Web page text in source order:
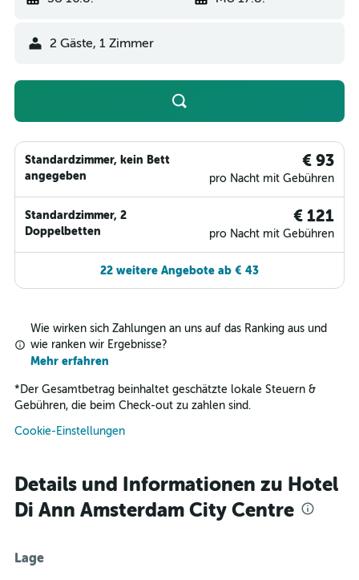
2 Gäste, 1 Zimmer
Standardzimmer, kein Bett
angegeben
€ 93
pro Nacht mit Gebühren
Standardzimmer, 2
Doppelbetten
€ 121
pro Nacht mit Gebühren
22 weitere Angebote ab € 43
Wie wirken sich Zahlungen an uns auf das Ranking aus und
wie ranken wir Ergebnisse?
Mehr erfahren
* Der Gesamtbetrag beinhaltet geschätzte lokale Steuern &
Gebühren, die beim Check-out zu zahlen sind.
Cookie-Einstellungen
Details und Informationen zu Hotel
Di Ann Amsterdam City Centre
Lage